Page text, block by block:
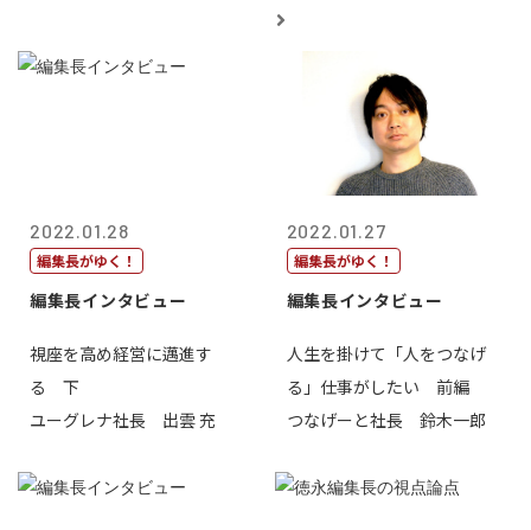
2022.01.28
編集長がゆく！
編集長インタビュー
視座を高め経営に邁進す
る 下
ユーグレナ社長 出雲 充
2022.01.27
編集長がゆく！
編集長インタビュー
人生を掛けて「人をつなげ
る」仕事がしたい 前編
つなげーと社長 鈴木一郎